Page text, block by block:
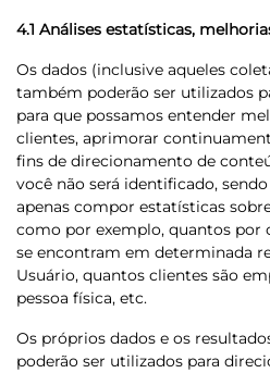
4.1 Análises estatísticas,
Os dados (inclusive aqueles
também poderão ser utilizados
para que possamos entender
clientes, aprimorar
fins de direcionamento de
você não será identificado,
apenas compor estatísticas
como por exemplo, quantos por
se encontram em determinada
Usuário, quantos clientes são
pessoa física, etc.
Os próprios dados e os
poderão ser utilizados para